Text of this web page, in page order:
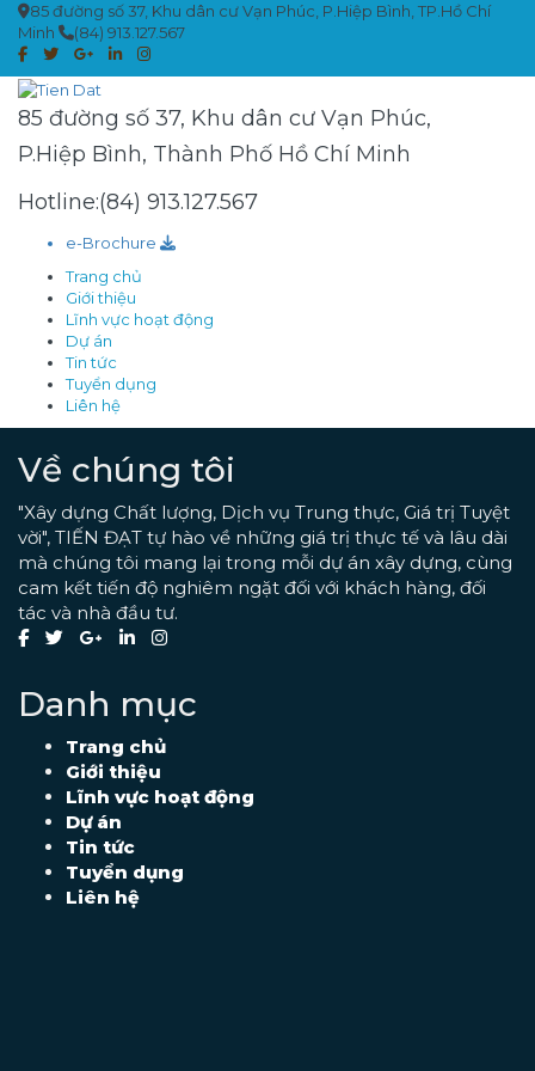
85 đường số 37, Khu dân cư Vạn Phúc, P.Hiệp Bình, TP.Hồ Chí
Minh
(84) 913.127.567
85 đường số 37, Khu dân cư Vạn Phúc,
P.Hiệp Bình, Thành Phố Hồ Chí Minh
Hotline:(84) 913.127.567
e-Brochure
Trang chủ
Giới thiệu
Lĩnh vực hoạt động
Dự án
Tin tức
Tuyển dụng
Liên hệ
Về chúng tôi
"Xây dựng Chất lượng, Dịch vụ Trung thực, Giá trị Tuyệt
vời", TIẾN ĐẠT tự hào về những giá trị thực tế và lâu dài
mà chúng tôi mang lại trong mỗi dự án xây dựng, cùng
cam kết tiến độ nghiêm ngặt đối với khách hàng, đối
tác và nhà đầu tư.
Danh mục
Trang chủ
Giới thiệu
Lĩnh vực hoạt động
Dự án
Tin tức
Tuyển dụng
Liên hệ